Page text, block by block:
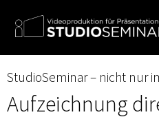
StudioSeminar – nicht nur
Aufzeichnung